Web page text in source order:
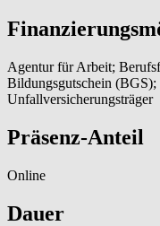
Agentur für Arbeit;
Bildungsgutschein (BGS);
Unfallversicherungsträger
Präsenz-Anteil
Online
Dauer